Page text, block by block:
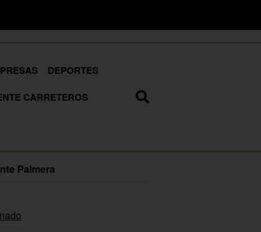
DEPORTES
CARRETEROS
Palmera